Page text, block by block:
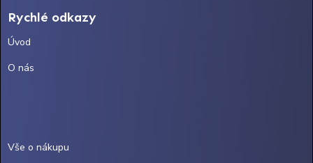
Rychlé odkazy
Úvod
O nás
Vše o nákupu